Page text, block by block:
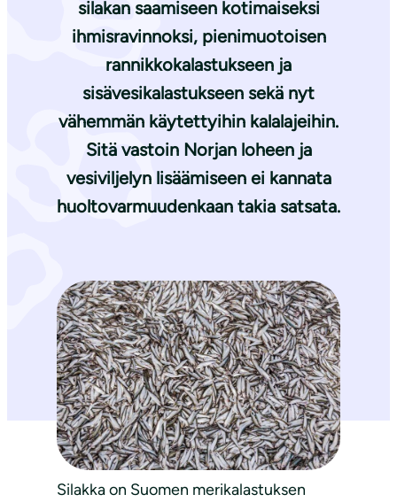
silakan saamiseen kotimaiseksi
ihmisravinnoksi, pienimuotoisen
rannikkokalastukseen ja
sisävesikalastukseen sekä nyt
vähemmän käytettyihin kalalajeihin.
Sitä vastoin Norjan loheen ja
vesiviljelyn lisäämiseen ei kannata
huoltovarmuudenkaan takia satsata.
Silakka on Suomen merikalastuksen